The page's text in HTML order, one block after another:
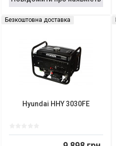
Безкоштовна доставка
Hyundai HHY 3030FE